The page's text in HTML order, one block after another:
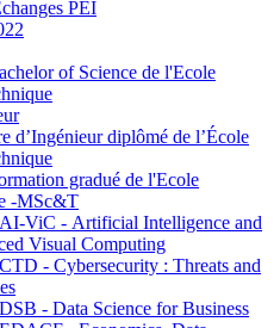
PEI
of Science de l'Ecole
d’Ingénieur diplômé de l’École
gradué de l'Ecole
-MSc&T
ViC - Artificial Intelligence and
Visual Computing
- Cybersecurity : Threats and
- Data Science for Business